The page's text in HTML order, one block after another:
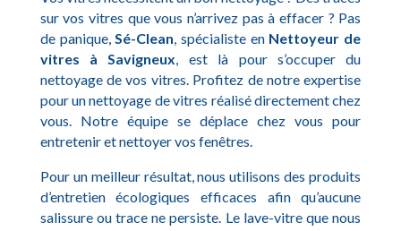
sur vos vitres que vous n’arrivez pas à effacer ? Pas
de panique,Sé-Clean, spécialiste en Nettoyeur de
vitres à Savigneux, est là pour s’occuper du
nettoyage de vos vitres. Profitez de notre expertise
pour un nettoyage de vitres réalisé directement chez
vous. Notre équipe se déplace chez vous pour
entretenir et nettoyer vos fenêtres.
Pour un meilleur résultat, nous utilisons des produits
d’entretien écologiques efficaces afin qu’aucune
salissure ou trace ne persiste. Le lave-vitre que nous